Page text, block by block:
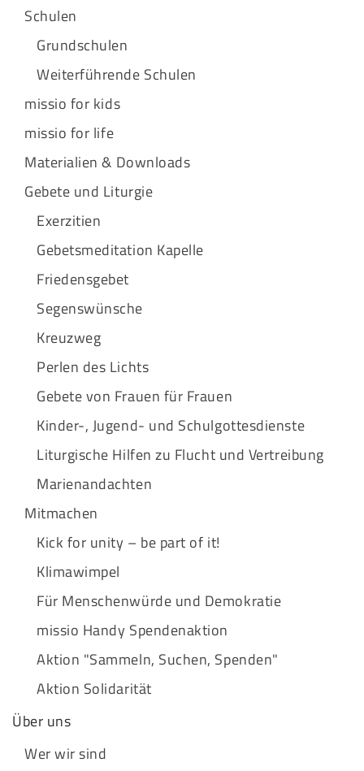
Schulen
Grundschulen
Weiterführende Schulen
missio for kids
missio for life
Materialien & Downloads
Gebete und Liturgie
Exerzitien
Gebetsmeditation Kapelle
Friedensgebet
Segenswünsche
Kreuzweg
Perlen des Lichts
Gebete von Frauen für Frauen
Kinder-, Jugend- und Schulgottesdienste
Liturgische Hilfen zu Flucht und Vertreibung
Marienandachten
Mitmachen
Kick for unity – be part of it!
Klimawimpel
Für Menschenwürde und Demokratie
missio Handy Spendenaktion
Aktion "Sammeln, Suchen, Spenden"
Aktion Solidarität
Über uns
Wer wir sind